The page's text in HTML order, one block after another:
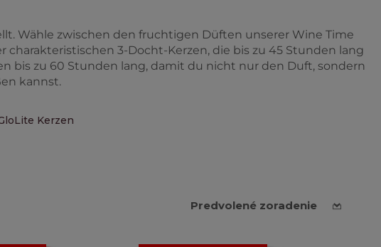
Wähle zwischen den fruchtigen Düften unserer Wine Time
3-Docht-Kerzen, die bis zu 45 Stunden lang
bis zu 60 Stunden lang, damit du nicht nur den Duft, sondern
kannst.
Kerzen